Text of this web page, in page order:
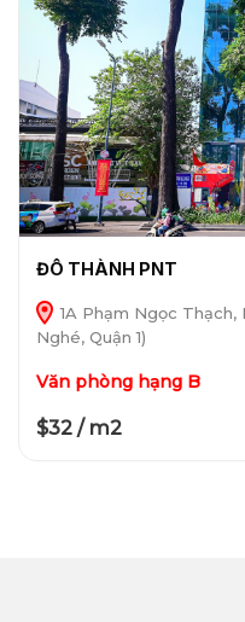
ĐÔ THÀNH PNT
1A Phạm Ngọc Thạch,
Nghé, Quận 1)
Văn phòng hạng B
$32 / m2